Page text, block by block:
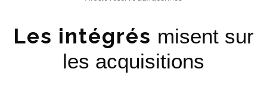
Les intégrés misent sur
les acquisitions